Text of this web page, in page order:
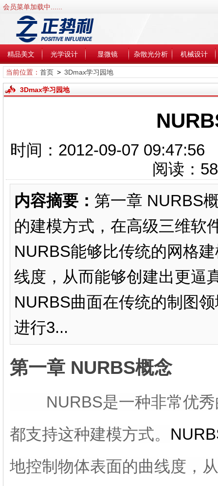
会员菜单加载中......
精品美文 光学设计 显微镜 杂散光分析 机械设计
当前位置： 首页> 3Dmax学习园地
3Dmax学习园地
时间：2012-09-07
阅读：
内容摘要： 第一章
的建模方式，在高级三维软
NURBS能够比传统的网格
线度，从而能够创建出更逼
NURBS曲面在传统的制图
进行3...
第一章 NURBS概念
NURBS是一种非常优秀
都支持这种建模方式。
地控制物体表面的曲线度，